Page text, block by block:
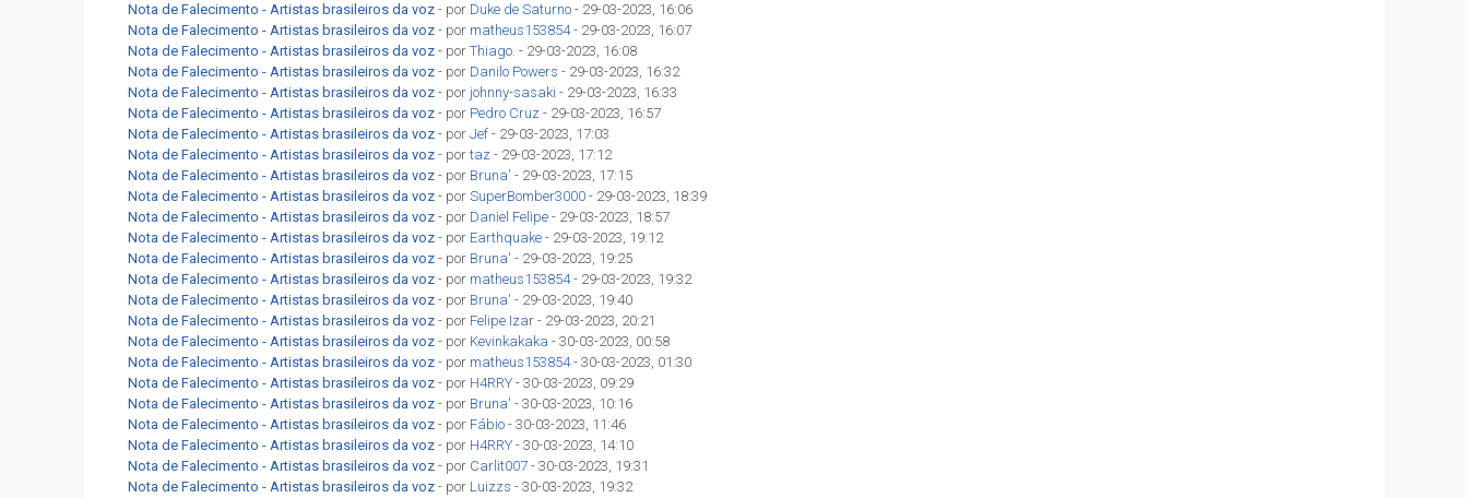
Nota de Falecimento - Artistas brasileiros da voz - por Duke de Saturno - 29-03-2023, 16:06
Nota de Falecimento - Artistas brasileiros da voz - por matheus153854- 29-03-2023, 16:07
Nota de Falecimento - Artistas brasileiros da voz - porThiago. - 29-03-2023, 16:08
Nota de Falecimento - Artistas brasileiros da voz - por Danilo Powers - 29-03-2023, 16:32
Nota de Falecimento - Artistas brasileiros da voz - por johnny-sasaki - 29-03-2023, 16:33
Nota de Falecimento - Artistas brasileiros da voz - por Pedro Cruz - 29-03-2023, 16:57
Nota de Falecimento - Artistas brasileiros da voz - porJef - 29-03-2023, 17:03
Nota de Falecimento - Artistas brasileiros da voz - portaz - 29-03-2023, 17:12
Nota de Falecimento - Artistas brasileiros da voz - por Bruna' - 29-03-2023, 17:15
Nota de Falecimento - Artistas brasileiros da voz - porSuperBomber3000 - 29-03-2023, 18:39
Nota de Falecimento - Artistas brasileiros da voz - por Daniel Felipe - 29-03-2023, 18:57
Nota de Falecimento - Artistas brasileiros da voz - por Earthquake - 29-03-2023, 19:12
Nota de Falecimento - Artistas brasileiros da voz - por Bruna' - 29-03-2023, 19:25
Nota de Falecimento - Artistas brasileiros da voz - por matheus153854- 29-03-2023, 19:32
Nota de Falecimento - Artistas brasileiros da voz - por Bruna' - 29-03-2023, 19:40
Nota de Falecimento - Artistas brasileiros da voz - por Felipe Izar - 29-03-2023, 20:21
Nota de Falecimento - Artistas brasileiros da voz - por Kevinkakaka - 30-03-2023, 00:58
Nota de Falecimento - Artistas brasileiros da voz - por matheus153854- 30-03-2023, 01:30
Nota de Falecimento - Artistas brasileiros da voz - por H4RRY - 30-03-2023, 09:29
Nota de Falecimento - Artistas brasileiros da voz - por Bruna' - 30-03-2023, 10:16
Nota de Falecimento - Artistas brasileiros da voz - por Fábio - 30-03-2023, 11:46
Nota de Falecimento - Artistas brasileiros da voz - por H4RRY - 30-03-2023, 14:10
Nota de Falecimento - Artistas brasileiros da voz - por Carlit007 - 30-03-2023, 19:31
Nota de Falecimento - Artistas brasileiros da voz - por Luizzs - 30-03-2023, 19:32